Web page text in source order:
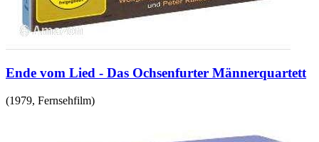
Ende vom Lied - Das Ochsenfurter Männerquartett
(1979, Fernsehfilm)